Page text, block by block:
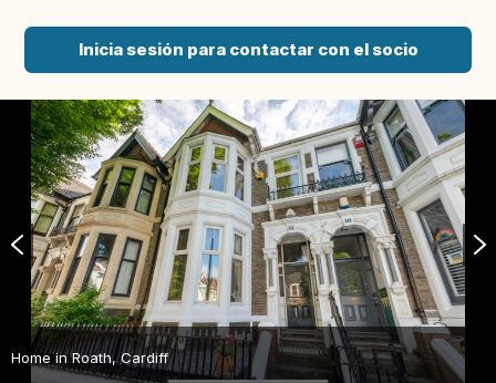
Inicia sesión para contactar con el socio
Home in Roath, Cardiff